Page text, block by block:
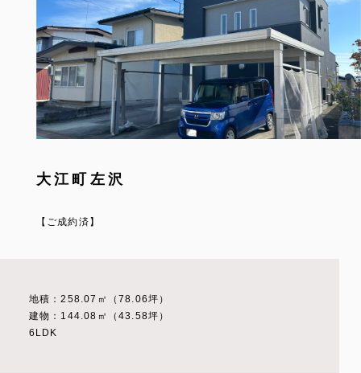
大江町左沢
【ご成約済】
地積：258.07㎡（78.06坪）
建物：144.08㎡（43.58坪）
6LDK